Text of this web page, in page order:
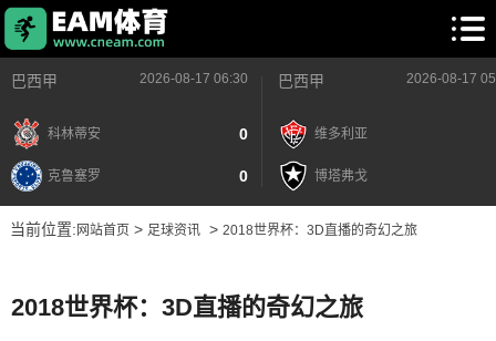
巴西甲 2026-08-17 06:30
科林蒂安 0
克鲁塞罗 0
巴西甲 2026-08-17
维多利亚
博塔弗戈
当前位置: 网站首页> 足球资讯> 2018世界杯：3D直播的奇幻之旅
2018世界杯：3D直播的奇幻之旅